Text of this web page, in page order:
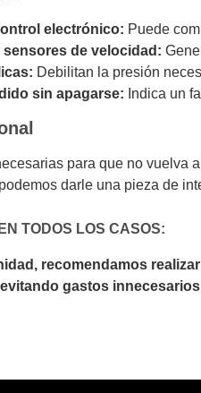
electrónico: Puede
de velocidad:
Debilitan la presión
sin apagarse: Indica un
para que no vuelva
darle una pieza de
TODOS LOS CASOS:
recomendamos
gastos